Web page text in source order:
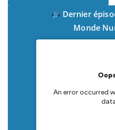
Dernier
Monde